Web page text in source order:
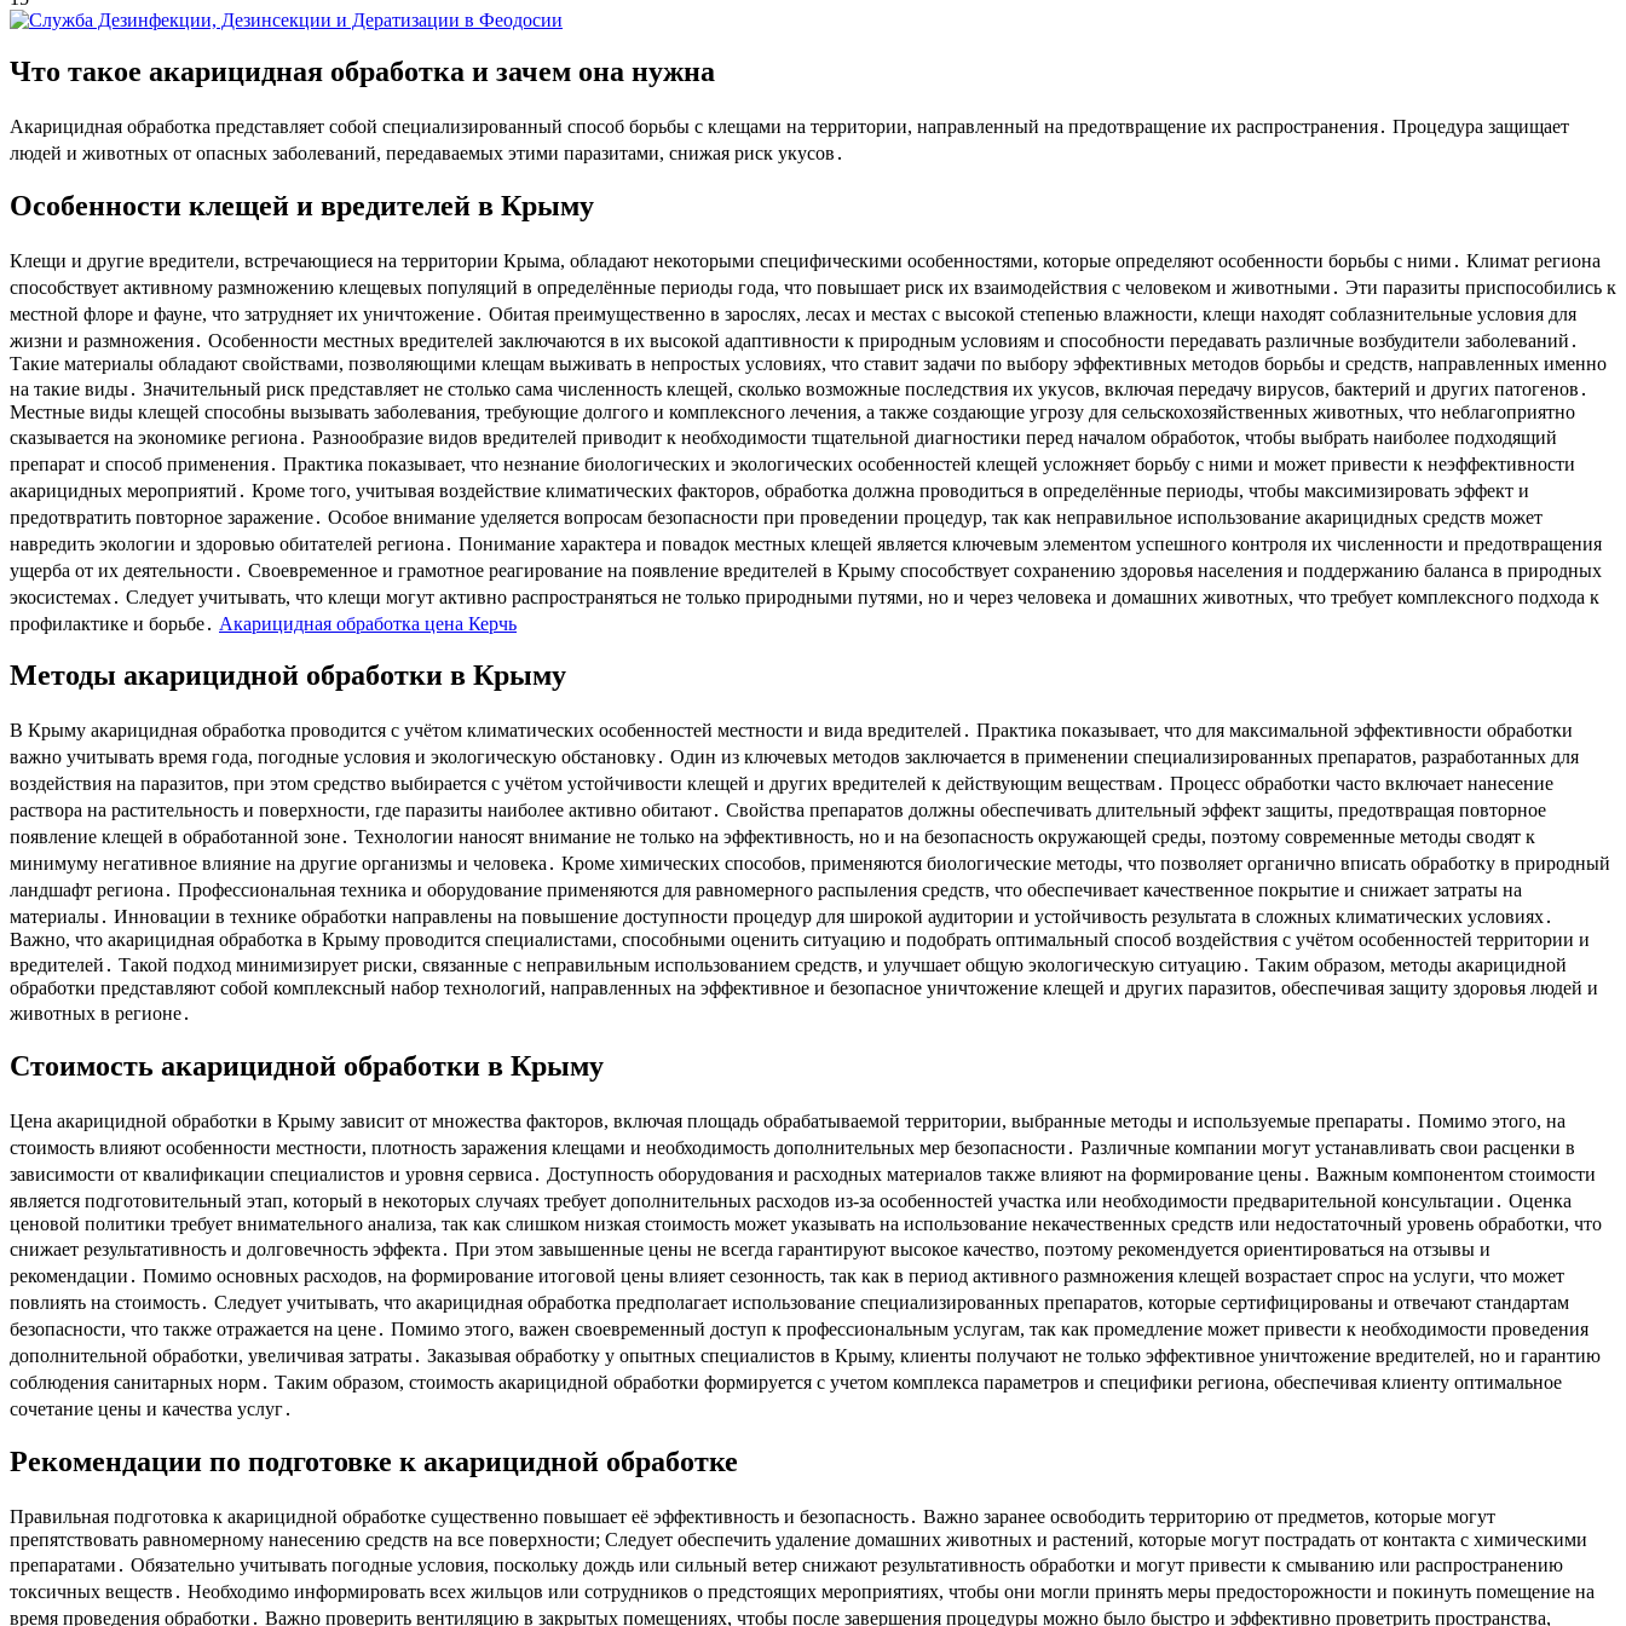
Что такое акарицидная обработка и зачем она нужна
Акарицидная обработка представляет собой специализированный способ борьбы с клещами на территории, направленный на предотвращение их распространения․ Процедура защищает
людей и животных от опасных заболеваний, передаваемых этими паразитами, снижая риск укусов․
Особенности клещей и вредителей в Крыму
Клещи и другие вредители, встречающиеся на территории Крыма, обладают некоторыми специфическими особенностями, которые определяют особенности борьбы с ними․ Климат региона
способствует активному размножению клещевых популяций в определённые периоды года, что повышает риск их взаимодействия с человеком и животными․ Эти паразиты приспособились к
местной флоре и фауне, что затрудняет их уничтожение․ Обитая преимущественно в зарослях, лесах и местах с высокой степенью влажности, клещи находят соблазнительные условия для
жизни и размножения․ Особенности местных вредителей заключаются в их высокой адаптивности к природным условиям и способности передавать различные возбудители заболеваний․
Такие материалы обладают свойствами, позволяющими клещам выживать в непростых условиях, что ставит задачи по выбору эффективных методов борьбы и средств, направленных именно
на такие виды․ Значительный риск представляет не столько сама численность клещей, сколько возможные последствия их укусов, включая передачу вирусов, бактерий и других патогенов․
Местные виды клещей способны вызывать заболевания, требующие долгого и комплексного лечения, а также создающие угрозу для сельскохозяйственных животных, что неблагоприятно
сказывается на экономике региона․ Разнообразие видов вредителей приводит к необходимости тщательной диагностики перед началом обработок, чтобы выбрать наиболее подходящий
препарат и способ применения․ Практика показывает, что незнание биологических и экологических особенностей клещей усложняет борьбу с ними и может привести к неэффективности
акарицидных мероприятий․ Кроме того, учитывая воздействие климатических факторов, обработка должна проводиться в определённые периоды, чтобы максимизировать эффект и
предотвратить повторное заражение․ Особое внимание уделяется вопросам безопасности при проведении процедур, так как неправильное использование акарицидных средств может
навредить экологии и здоровью обитателей региона․ Понимание характера и повадок местных клещей является ключевым элементом успешного контроля их численности и предотвращения
ущерба от их деятельности․ Своевременное и грамотное реагирование на появление вредителей в Крыму способствует сохранению здоровья населения и поддержанию баланса в природных
экосистемах․ Следует учитывать, что клещи могут активно распространяться не только природными путями, но и через человека и домашних животных, что требует комплексного подхода к
профилактике и борьбе․ Акарицидная обработка цена Керчь
Методы акарицидной обработки в Крыму
В Крыму акарицидная обработка проводится с учётом климатических особенностей местности и вида вредителей․ Практика показывает, что для максимальной эффективности обработки
важно учитывать время года, погодные условия и экологическую обстановку․ Один из ключевых методов заключается в применении специализированных препаратов, разработанных для
воздействия на паразитов, при этом средство выбирается с учётом устойчивости клещей и других вредителей к действующим веществам․ Процесс обработки часто включает нанесение
раствора на растительность и поверхности, где паразиты наиболее активно обитают․ Свойства препаратов должны обеспечивать длительный эффект защиты, предотвращая повторное
появление клещей в обработанной зоне․ Технологии наносят внимание не только на эффективность, но и на безопасность окружающей среды, поэтому современные методы сводят к
минимуму негативное влияние на другие организмы и человека․ Кроме химических способов, применяются биологические методы, что позволяет органично вписать обработку в природный
ландшафт региона․ Профессиональная техника и оборудование применяются для равномерного распыления средств, что обеспечивает качественное покрытие и снижает затраты на
материалы․ Инновации в технике обработки направлены на повышение доступности процедур для широкой аудитории и устойчивость результата в сложных климатических условиях․
Важно, что акарицидная обработка в Крыму проводится специалистами, способными оценить ситуацию и подобрать оптимальный способ воздействия с учётом особенностей территории и
вредителей․ Такой подход минимизирует риски, связанные с неправильным использованием средств, и улучшает общую экологическую ситуацию․ Таким образом, методы акарицидной
обработки представляют собой комплексный набор технологий, направленных на эффективное и безопасное уничтожение клещей и других паразитов, обеспечивая защиту здоровья людей и
животных в регионе․
Стоимость акарицидной обработки в Крыму
Цена акарицидной обработки в Крыму зависит от множества факторов, включая площадь обрабатываемой территории, выбранные методы и используемые препараты․ Помимо этого, на
стоимость влияют особенности местности, плотность заражения клещами и необходимость дополнительных мер безопасности․ Различные компании могут устанавливать свои расценки в
зависимости от квалификации специалистов и уровня сервиса․ Доступность оборудования и расходных материалов также влияют на формирование цены․ Важным компонентом стоимости
является подготовительный этап, который в некоторых случаях требует дополнительных расходов из-за особенностей участка или необходимости предварительной консультации․ Оценка
ценовой политики требует внимательного анализа, так как слишком низкая стоимость может указывать на использование некачественных средств или недостаточный уровень обработки, что
снижает результативность и долговечность эффекта․ При этом завышенные цены не всегда гарантируют высокое качество, поэтому рекомендуется ориентироваться на отзывы и
рекомендации․ Помимо основных расходов, на формирование итоговой цены влияет сезонность, так как в период активного размножения клещей возрастает спрос на услуги, что может
повлиять на стоимость․ Следует учитывать, что акарицидная обработка предполагает использование специализированных препаратов, которые сертифицированы и отвечают стандартам
безопасности, что также отражается на цене․ Помимо этого, важен своевременный доступ к профессиональным услугам, так как промедление может привести к необходимости проведения
дополнительной обработки, увеличивая затраты․ Заказывая обработку у опытных специалистов в Крыму, клиенты получают не только эффективное уничтожение вредителей, но и гарантию
соблюдения санитарных норм․ Таким образом, стоимость акарицидной обработки формируется с учетом комплекса параметров и специфики региона, обеспечивая клиенту оптимальное
сочетание цены и качества услуг․
Рекомендации по подготовке к акарицидной обработке
Правильная подготовка к акарицидной обработке существенно повышает её эффективность и безопасность․ Важно заранее освободить территорию от предметов, которые могут
препятствовать равномерному нанесению средств на все поверхности; Следует обеспечить удаление домашних животных и растений, которые могут пострадать от контакта с химическими
препаратами․ Обязательно учитывать погодные условия, поскольку дождь или сильный ветер снижают результативность обработки и могут привести к смыванию или распространению
токсичных веществ․ Необходимо информировать всех жильцов или сотрудников о предстоящих мероприятиях, чтобы они могли принять меры предосторожности и покинуть помещение на
время проведения обработки․ Важно проверить вентиляцию в закрытых помещениях, чтобы после завершения процедуры можно было быстро и эффективно проветрить пространства,